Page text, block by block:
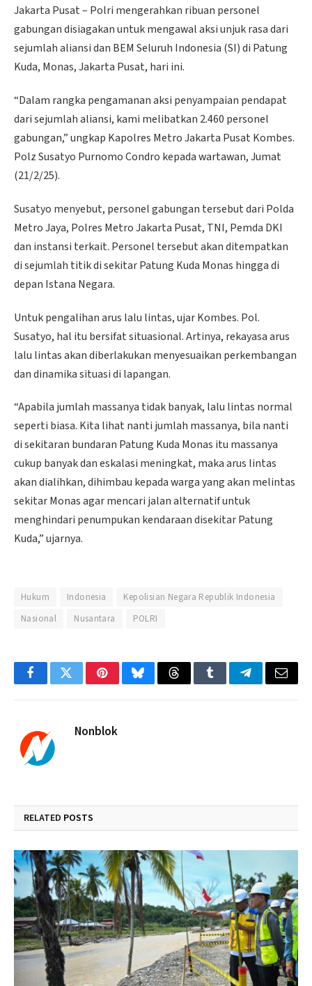
Jakarta Pusat – Polri mengerahkan ribuan personel
gabungan disiagakan untuk mengawal aksi unjuk rasa dari
sejumlah aliansi dan BEM Seluruh Indonesia (SI) di Patung
Kuda, Monas, Jakarta Pusat, hari ini.
“Dalam rangka pengamanan aksi penyampaian pendapat
dari sejumlah aliansi, kami melibatkan 2.460 personel
gabungan,” ungkap Kapolres Metro Jakarta Pusat Kombes.
Polz Susatyo Purnomo Condro kepada wartawan, Jumat
(21/2/25).
Susatyo menyebut, personel gabungan tersebut dari Polda
Metro Jaya, Polres Metro Jakarta Pusat, TNI, Pemda DKI
dan instansi terkait. Personel tersebut akan ditempatkan
di sejumlah titik di sekitar Patung Kuda Monas hingga di
depan Istana Negara.
Untuk pengalihan arus lalu lintas, ujar Kombes. Pol.
Susatyo, hal itu bersifat situasional. Artinya, rekayasa arus
lalu lintas akan diberlakukan menyesuaikan perkembangan
dan dinamika situasi di lapangan.
“Apabila jumlah massanya tidak banyak, lalu lintas normal
seperti biasa. Kita lihat nanti jumlah massanya, bila nanti
di sekitaran bundaran Patung Kuda Monas itu massanya
cukup banyak dan eskalasi meningkat, maka arus lintas
akan dialihkan, dihimbau kepada warga yang akan melintas
sekitar Monas agar mencari jalan alternatif untuk
menghindari penumpukan kendaraan disekitar Patung
Kuda,” ujarnya.
Hukum Indonesia
Kepolisian Negara Republik Indonesia
Nasional
Nusantara POLRI
FacebookTwitterPinterestBlueskyThreadsTumblrTelegramEmail
Nonblok
RELATED POSTS